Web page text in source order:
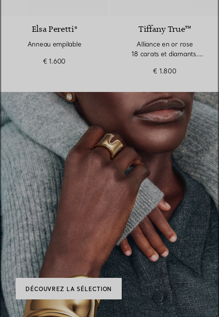
Elsa Peretti®
Anneau empilable
€ 1.600
Tiffany True™
Alliance en or rose
18 carats et diamants.
€ 1.800
DÉCOUVREZ LA SÉLECTION